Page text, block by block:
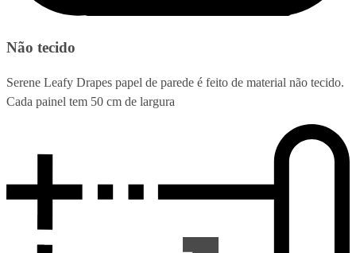
Não tecido
Serene Leafy Drapes papel de parede é feito de material não tecido.
Cada painel tem 50 cm de largura